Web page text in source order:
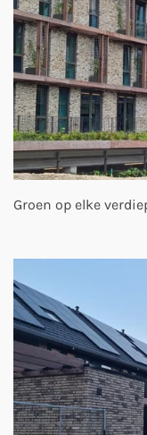
Groen op elke